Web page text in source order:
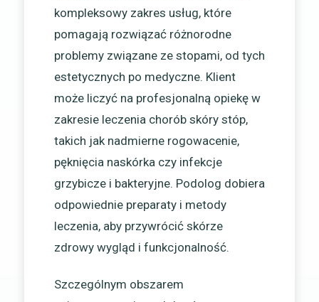
kompleksowy zakres usług, które
pomagają rozwiązać różnorodne
problemy związane ze stopami, od tych
estetycznych po medyczne. Klient
może liczyć na profesjonalną opiekę w
zakresie leczenia chorób skóry stóp,
takich jak nadmierne rogowacenie,
pęknięcia naskórka czy infekcje
grzybicze i bakteryjne. Podolog dobiera
odpowiednie preparaty i metody
leczenia, aby przywrócić skórze
zdrowy wygląd i funkcjonalność.
Szczególnym obszarem